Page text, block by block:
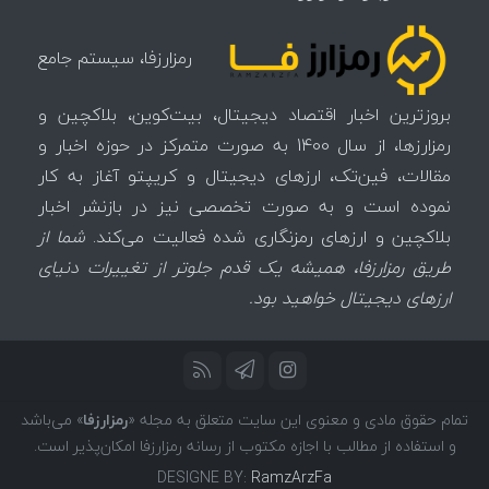
رمزارزفا، سیستم جامع
بروزترین اخبار اقتصاد دیجیتال، بیت‌کوین، بلاکچین و
رمزارزها، از سال 1400 به صورت متمرکز در حوزه اخبار و
مقالات، فین‌تک، ارزهای‌ دیجیتال و کریپتو آغاز به کار
نموده است و به صورت تخصصی نیز در بازنشر اخبار
بلاکچین و ارزهای رمزنگاری شده فعالیت می‌کند.شما از
طریق رمزارزفا، همیشه یک قدم جلوتر از تغییرات دنیای
ارزهای دیجیتال خواهید بود.
تمام حقوق مادی و معنوی این سایت متعلق به مجله «رمزارزفا» می‌باشد
و استفاده از مطالب با اجازه مکتوب از رسانه رمزارزفا امکان‌پذیر است.
DESIGNE BY: RamzArzFa